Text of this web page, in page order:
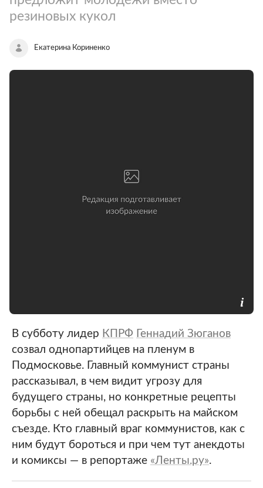
резиновых кукол
Екатерина Кориненко
В субботу лидер КПРФ Геннадий Зюганов
созвал однопартийцев на пленум в
Подмосковье. Главный коммунист страны
рассказывал, в чем видит угрозу для
будущего страны, но конкретные рецепты
борьбы с ней обещал раскрыть на майском
съезде. Кто главный враг коммунистов, как с
ним будут бороться и при чем тут анекдоты
и комиксы — в репортаже «Ленты.ру».